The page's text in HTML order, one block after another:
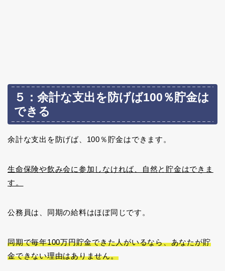
５：余計な支出を防げば100％貯金は
できる
余計な支出を防げば、100％貯金はできます。
生命保険や飲み会に参加しなければ、自然と貯金はできま
す。
公務員は、同期の給料はほぼ同じです。
同期で毎年100万円貯金できた人がいるなら、あなたが貯
金できない理由はありません。